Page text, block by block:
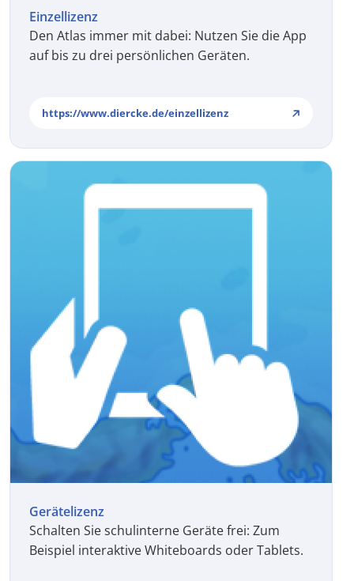
Einzellizenz
Den Atlas immer mit dabei: Nutzen Sie die App
auf bis zu drei persönlichen Geräten.
https://www.diercke.de/einzellizenz
Gerätelizenz
Schalten Sie schulinterne Geräte frei: Zum
Beispiel interaktive Whiteboards oder Tablets.